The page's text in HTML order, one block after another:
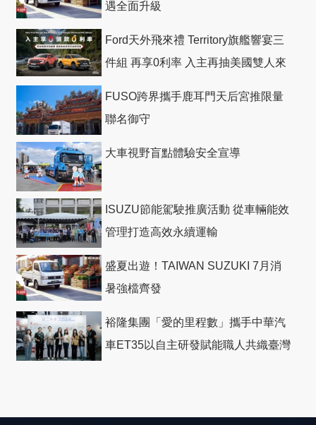
遇全面升級
Ford天外飛來禮 Territory旗艦響宴三
件組 再享0利率 入主再抽美國雙人來
FUSO跨界攜手鹿耳門天后宮推限量
聯名御守
大車視野盲點體驗安全宣導
ISUZU節能駕駛推廣活動 從車輛能效
管理打造高效永續運輸
盛夏出遊！TAIWAN SUZUKI 7月消
暑強檔齊發
裕隆集團「愛的里程數」攜手中華汽
車ET35以自主研發賦能職人共織臺灣